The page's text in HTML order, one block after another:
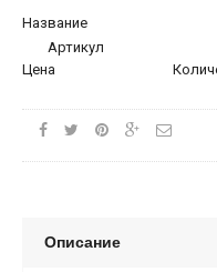
Название
Артикул
Цена
Описание